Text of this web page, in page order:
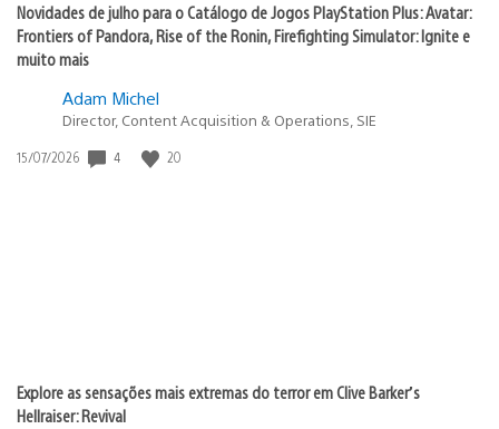
Novidades de julho para o Catálogo de Jogos PlayStation Plus: Avatar:
Frontiers of Pandora, Rise of the Ronin, Firefighting Simulator: Ignite e
muito mais
Adam Michel
Director, Content Acquisition & Operations, SIE
Data
15/07/2026 4 20
Explore as sensações mais extremas do terror em Clive Barker’s
Hellraiser: Revival